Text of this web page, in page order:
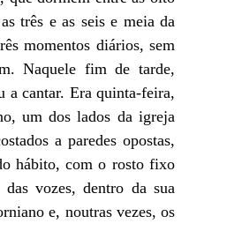
três e as seis e meia da
momentos diários, sem
Naquele fim de tarde,
a cantar. Era quinta-feira,
um dos lados da igreja
a paredes opostas,
hábito, com o rosto fixo
vozes, dentro da sua
e, noutras vezes, os